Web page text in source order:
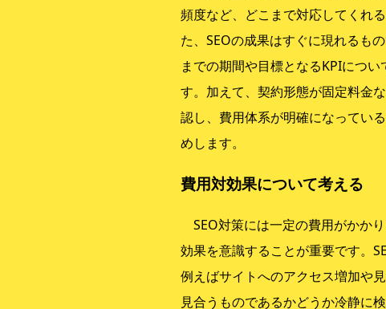
頻度など、どこまで対応してくれ
た、SEOの成果はすぐに現れるも
までの期間や目標となるKPIにつ
す。加えて、契約形態が固定料金
認し、費用体系が明確になってい
めします。
費用対効果について考える
SEO対策には一定の費用がかか
効果を意識することが重要です。
例えばサイトへのアクセス増加や
見合うものであるかどうか冷静に